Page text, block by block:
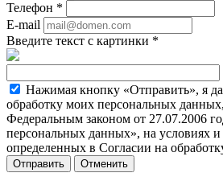
Телефон *
E-mail
Введите текст с картинки *
Нажимая кнопку «Отправить», я
обработку моих персональных
Федеральным законом от 27.07.2006
персональных данных», на условиях и
определенных в Согласии на
Отменить